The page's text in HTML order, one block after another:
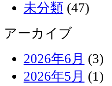
未分類 (47)
アーカイブ
2026年6月 (3)
2026年5月 (1)